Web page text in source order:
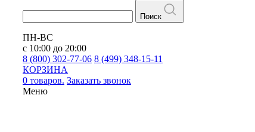
Поиск
ПН-ВС
с 10:00 до 20:00
8 (800) 302-77-06 8 (499) 348-15-11
КОРЗИНА
0 товаров. Заказать звонок
Меню